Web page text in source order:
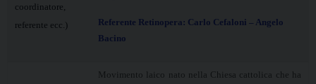
coordinatore,
referente ecc.)
Referente Retinopera: Carlo Cefaloni – Angelo
Bacino
Movimento laico nato nella Chiesa cattolica che ha